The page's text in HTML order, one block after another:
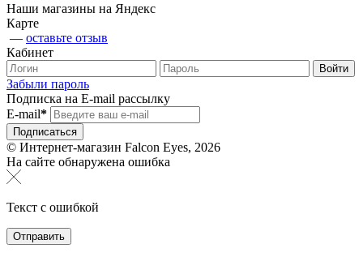
Наши магазины на Яндекс
Карте
— оставьте отзыв
Кабинет
Забыли пароль
Подписка на E-mail рассылку
E-mail*
© Интернет-магазин Falcon Eyes, 2026
На сайте обнаружена ошибка
Текст с ошибкой